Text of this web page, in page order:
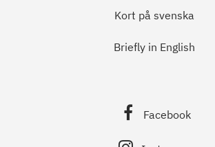
Kort på svenska
Briefly in English
Facebook